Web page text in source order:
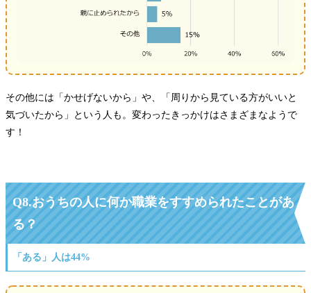
その他には「かせげないから」や、「周りから見ている方がいいと
気づいたから」という人も。変わったきっかけはさまざまなようで
す！
Q8.おうちの人に何か職業をすすめられたことがあ
る？
「ある」人は44%